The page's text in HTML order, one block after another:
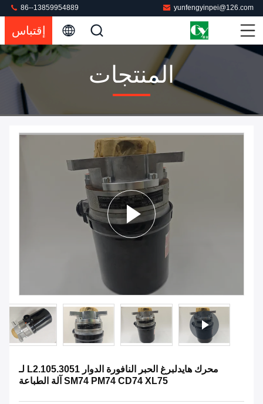
yunfengyinpei@126.com
86--13859954889
إقتباس
المنتجات
محرك هايدلبرغ الحبر النافورة الدوار L2.105.3051 لـ
SM74 PM74 CD74 XL75 آلة الطباعة